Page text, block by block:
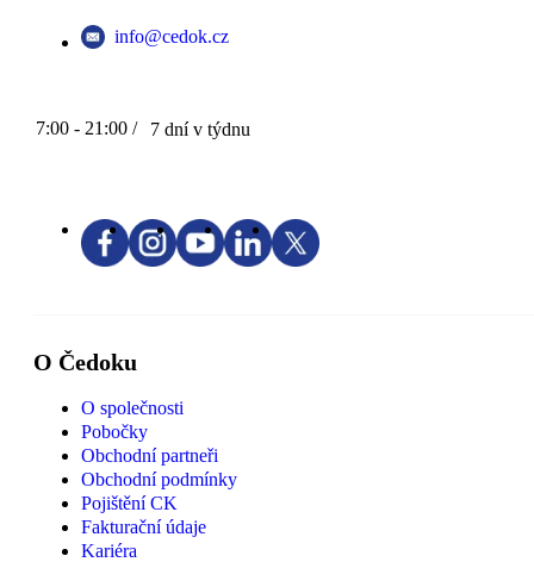
info@cedok.cz
7:00 - 21:00 / 7 dní v týdnu
O Čedoku
O společnosti
Pobočky
Obchodní partneři
Obchodní podmínky
Pojištění CK
Fakturační údaje
Kariéra